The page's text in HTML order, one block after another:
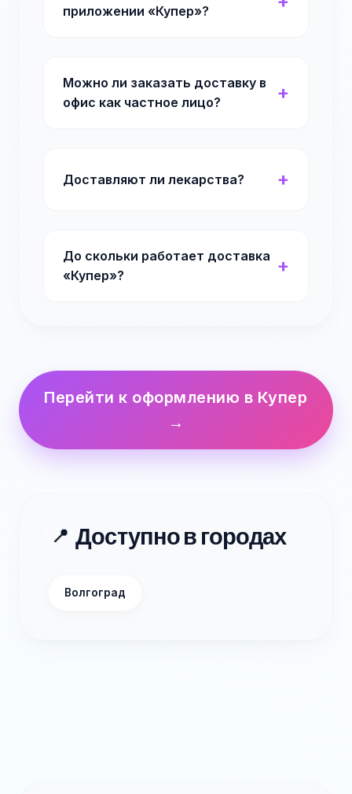
приложении «Купер»?
Можно ли заказать доставку в
офис как частное лицо?
Доставляют ли лекарства?
До скольки работает доставка
«Купер»?
Перейти к оформлению в Купер
→
📍 Доступно в городах
Волгоград